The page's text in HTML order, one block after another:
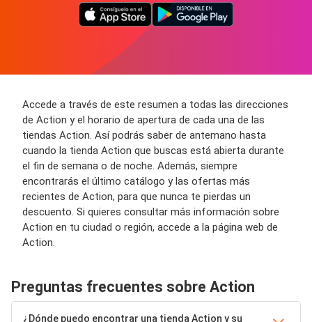
Accede a través de este resumen a todas las direcciones
de Action y el horario de apertura de cada una de las
tiendas Action. Así podrás saber de antemano hasta
cuando la tienda Action que buscas está abierta durante
el fin de semana o de noche. Además, siempre
encontrarás el último catálogo y las ofertas más
recientes de Action, para que nunca te pierdas un
descuento. Si quieres consultar más información sobre
Action en tu ciudad o región, accede a la página web de
Action.
Preguntas frecuentes sobre Action
¿Dónde puedo encontrar una tienda Action y su